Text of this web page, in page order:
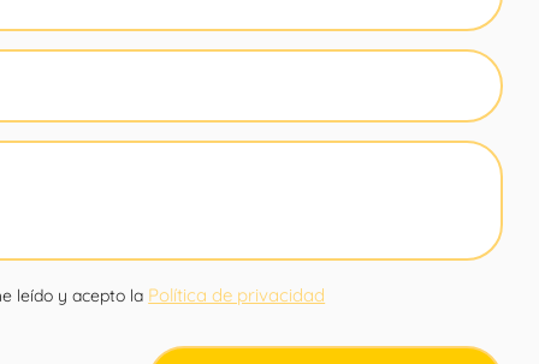
leído y acepto la Política de privacidad